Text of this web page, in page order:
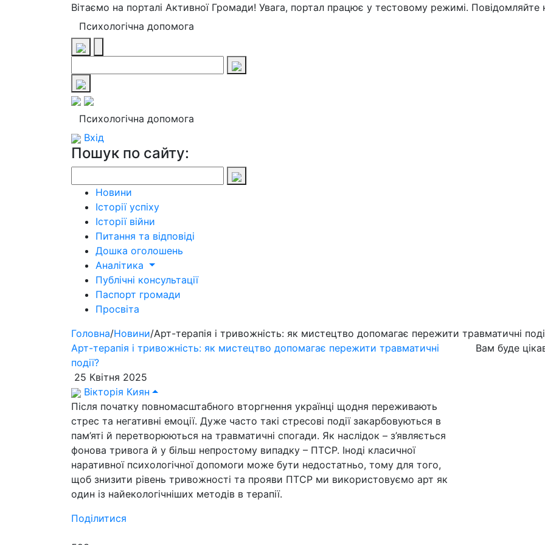
Вітаємо на порталі Активної Громади! Увага, портал працює у тестовому режимі. Повідомляйте
Психологічна допомога
Психологічна допомога
Вхід
Пошук по сайту:
Новини
Історії успіху
Історії війни
Питання та відповіді
Дошка оголошень
Аналітика
Публічні консультації
Паспорт громади
Просвіта
Головна/Новини/Арт-терапія і тривожність: як мистецтво допомагає пережити травматичні
Арт-терапія і тривожність: як мистецтво допомагає пережити травматичні
події?
25 Квітня 2025
Вікторія Киян
Після початку повномасштабного вторгнення українці щодня переживають
стрес та негативні емоції. Дуже часто такі стресові події закарбовуються в
пам’яті й перетворюються на травматичні спогади. Як наслідок – з’являється
фонова тривога й у більш непростому випадку – ПТСР. Іноді класичної
наративної психологічної допомоги може бути недостатньо, тому для того,
щоб знизити рівень тривожності та прояви ПТСР ми використовуємо арт як
один із найекологічніших методів в терапії.
Поділитися
Вам буде